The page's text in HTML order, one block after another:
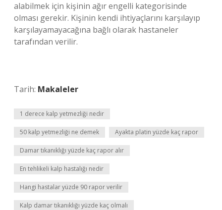
alabilmek için kişinin ağır engelli kategorisinde
olması gerekir. Kişinin kendi ihtiyaçlarını karşılayıp
karşılayamayacağına bağlı olarak hastaneler
tarafından verilir.
Tarih: Makaleler
1 derece kalp yetmezliği nedir
50 kalp yetmezliği ne demek Ayakta platin yüzde kaç rapor
Damar tıkanıklığı yüzde kaç rapor alır
En tehlikeli kalp hastalığı nedir
Hangi hastalar yüzde 90 rapor verilir
Kalp damar tıkanıklığı yüzde kaç olmalı